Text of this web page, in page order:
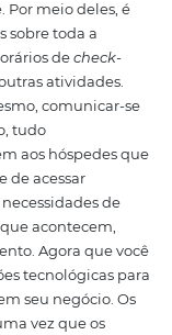
do hotel
e
que vão
complexos e
com maior custo
dada a